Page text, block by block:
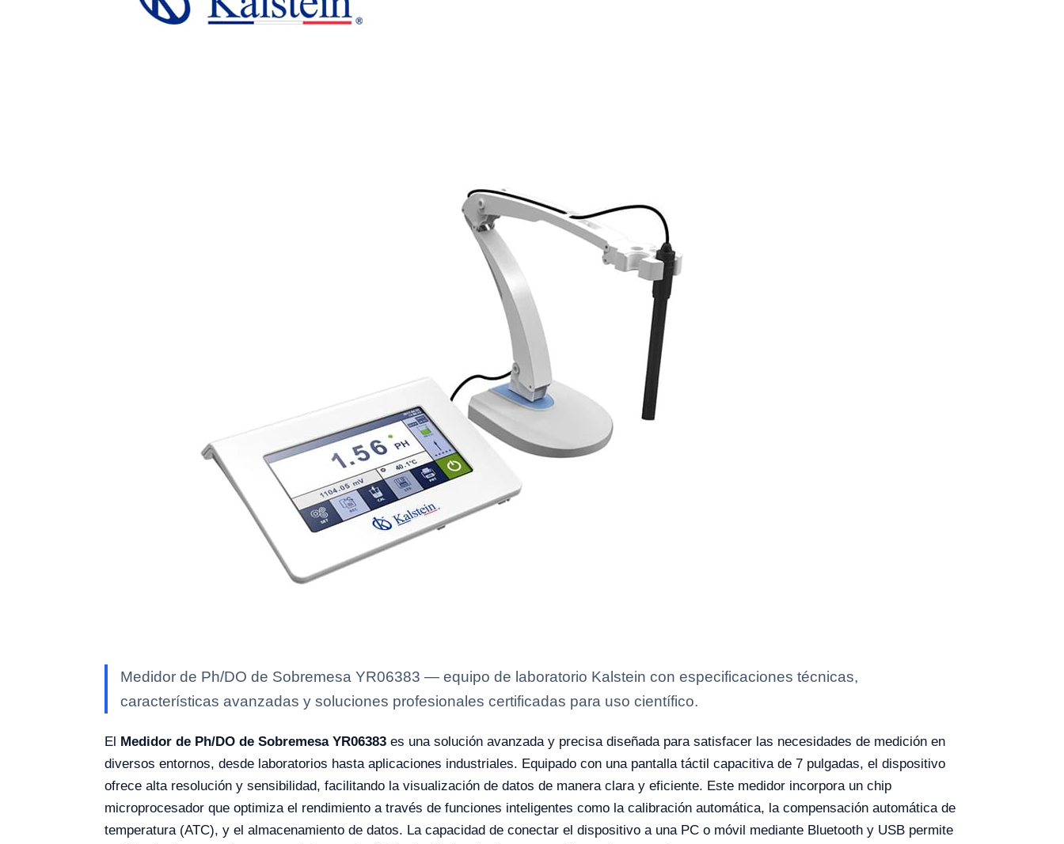
Medidor de Ph/DO de Sobremesa YR06383 — equipo de laboratorio Kalstein con especificaciones técnicas,
características avanzadas y soluciones profesionales certificadas para uso científico.
El Medidor de Ph/DO de Sobremesa YR06383 es una solución avanzada y precisa diseñada para satisfacer las necesidades de medición en
diversos entornos, desde laboratorios hasta aplicaciones industriales. Equipado con una pantalla táctil capacitiva de 7 pulgadas, el dispositivo
ofrece alta resolución y sensibilidad, facilitando la visualización de datos de manera clara y eficiente. Este medidor incorpora un chip
microprocesador que optimiza el rendimiento a través de funciones inteligentes como la calibración automática, la compensación automática de
temperatura (ATC), y el almacenamiento de datos. La capacidad de conectar el dispositivo a una PC o móvil mediante Bluetooth y USB permite